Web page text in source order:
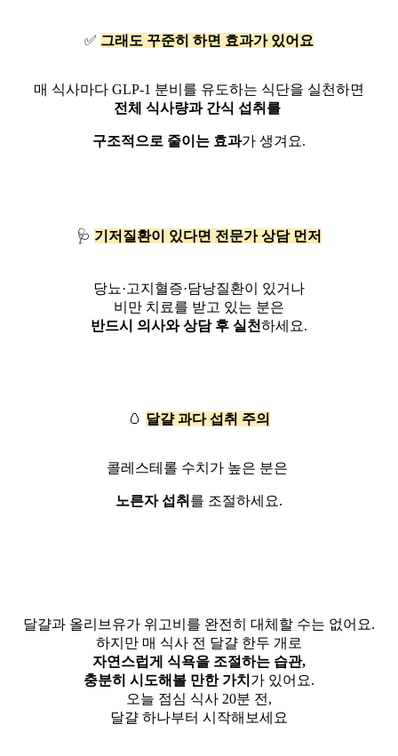
✅ 그래도 꾸준히 하면 효과가 있어요
매 식사마다 GLP-1 분비를 유도하는 식단을 실천하면
전체 식사량과 간식 섭취를
구조적으로 줄이는 효과가 생겨요.
🩺 기저질환이 있다면 전문가 상담 먼저
당뇨·고지혈증·담낭질환이 있거나
비만 치료를 받고 있는 분은
반드시 의사와 상담 후 실천하세요.
🥚 달걀 과다 섭취 주의
콜레스테롤 수치가 높은 분은
노른자 섭취 를 조절하세요.
달걀과 올리브유가 위고비를 완전히 대체할 수는 없어요.
하지만 매 식사 전 달걀 한두 개로
자연스럽게 식욕을 조절하는 습관,
충분히 시도해볼 만한 가치 가 있어요.
오늘 점심 식사 20분 전,
달걀 하나부터 시작해보세요